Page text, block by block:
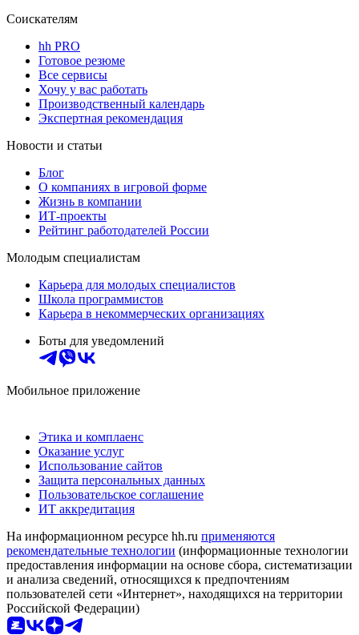
Соискателям
hh PRO
Готовое резюме
Все сервисы
Хочу у вас работать
Производственный календарь
Экспертная рекомендация
Новости и статьи
Блог
О компаниях в игровой форме
Жизнь в компании
ИТ-проекты
Рейтинг работодателей России
Молодым специалистам
Карьера для молодых специалистов
Школа программистов
Карьера в некоммерческих организациях
Боты для уведомлений
Мобильное приложение
Этика и комплаенс
Оказание услуг
Использование сайтов
Защита персональных данных
Пользовательское соглашение
ИТ аккредитация
На информационном ресурсе hh.ru применяются
рекомендательные технологии (информационные технологии
предоставления информации на основе сбора, систематизации
и анализа сведений, относящихся к предпочтениям
пользователей сети «Интернет», находящихся на территории
Российской Федерации)